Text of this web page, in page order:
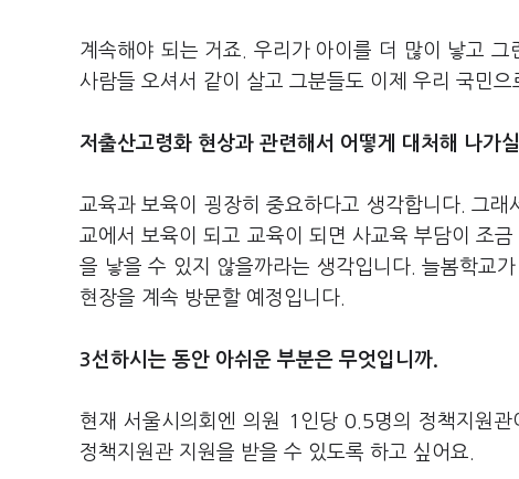
계속해야 되는 거죠. 우리가 아이를 더 많이 낳고
사람들 오셔서 같이 살고 그분들도 이제 우리 국민
저출산고령화 현상과 관련해서 어떻게 대처해 나가
교육과 보육이 굉장히 중요하다고 생각합니다. 그
교에서 보육이 되고 교육이 되면 사교육 부담이 조
을 낳을 수 있지 않을까라는 생각입니다. 늘봄학교
현장을 계속 방문할 예정입니다.
3선하시는 동안 아쉬운 부분은 무엇입니까.
현재 서울시의회엔 의원 1인당 0.5명의 정책지원
정책지원관 지원을 받을 수 있도록 하고 싶어요.